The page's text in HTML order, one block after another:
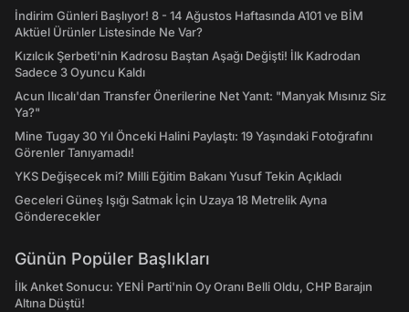
İndirim Günleri Başlıyor! 8 - 14 Ağustos Haftasında A101 ve BİM
Aktüel Ürünler Listesinde Ne Var?
Kızılcık Şerbeti'nin Kadrosu Baştan Aşağı Değişti! İlk Kadrodan
Sadece 3 Oyuncu Kaldı
Acun Ilıcalı'dan Transfer Önerilerine Net Yanıt: "Manyak Mısınız Siz
Ya?"
Mine Tugay 30 Yıl Önceki Halini Paylaştı: 19 Yaşındaki Fotoğrafını
Görenler Tanıyamadı!
YKS Değişecek mi? Milli Eğitim Bakanı Yusuf Tekin Açıkladı
Geceleri Güneş Işığı Satmak İçin Uzaya 18 Metrelik Ayna
Gönderecekler
Günün Popüler Başlıkları
İlk Anket Sonucu: YENİ Parti'nin Oy Oranı Belli Oldu, CHP Barajın
Altına Düştü!